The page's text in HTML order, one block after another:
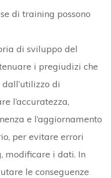
di training possono
di sviluppo del
i pregiudizi che
di
l’accuratezza,
e l’aggiornamento
per evitare errori
modificare i dati. In
le conseguenze